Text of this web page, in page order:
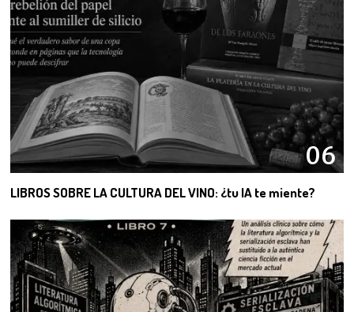
06
LIBROS SOBRE LA CULTURA DEL VINO: ¿tu IA te miente?